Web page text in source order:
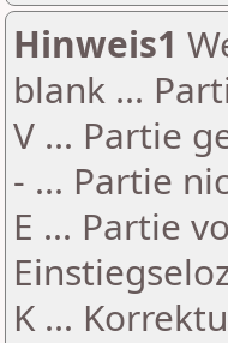
Hinweis1
blank ...
V ... Partie
- ... Partie
E ... Partie
K ...